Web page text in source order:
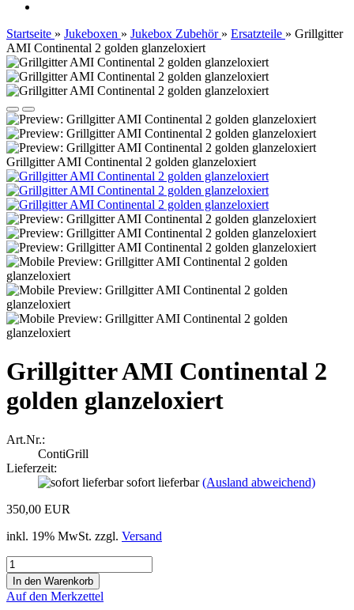
Startseite » Jukeboxen » Jukebox Zubehör » Ersatzteile » Grillgitter
AMI Continental 2 golden glanzeloxiert
Grillgitter AMI Continental 2 golden glanzeloxiert
Grillgitter AMI Continental 2
golden glanzeloxiert
Art.Nr.:
ContiGrill
Lieferzeit:
sofort lieferbar(Ausland abweichend)
350,00 EUR
inkl. 19% MwSt. zzgl. Versand
Auf den Merkzettel